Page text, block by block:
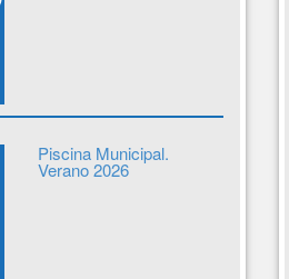
Piscina Municipal.
Verano 2026